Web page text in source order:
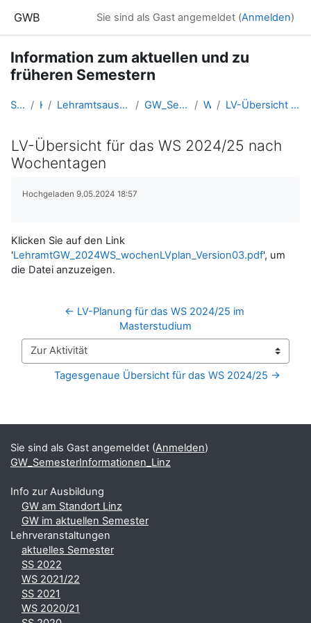
GWB Sie sind als Gast angemeldet (Anmelden)
Information zum aktuellen und zu
früheren Semestern
Startseite Kurse Lehramtsausbildung GW im Cluster Österreich Mitte GW_SemesterInformationen_Linz WS 2024 LV-Übersicht für das WS 2024/25 nach Wochentagen
LV-Übersicht für das WS 2024/25 nach
Wochentagen
Hochgeladen 9.05.2024 18:57
Klicken Sie auf den Link
'LehramtGW_2024WS_wochenLVplan_Version03.pdf', um
die Datei anzuzeigen.
← LV-Planung für das WS 2024/25 im
Masterstudium
Zur Aktivität
Tagesgenaue Übersicht für das WS 2024/25 →
Ergänzungsblöcke
Sie sind als Gast angemeldet (Anmelden)
GW_SemesterInformationen_Linz
Info zur Ausbildung
GW am Standort Linz
GW im aktuellen Semester
Lehrveranstaltungen
aktuelles Semester
SS 2022
WS 2021/22
SS 2021
WS 2020/21